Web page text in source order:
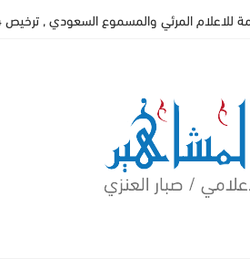
المرئي والمسموع السعودي , ترخيص 147624